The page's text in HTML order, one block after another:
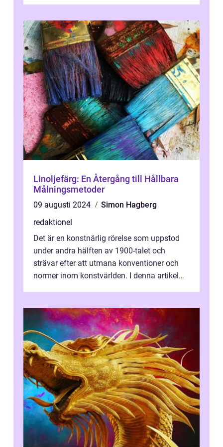
Linoljefärg: En Återgång till Hållbara
Målningsmetoder
09 augusti 2024
Simon Hagberg
redaktionel
Det är en konstnärlig rörelse som uppstod
under andra hälften av 1900-talet och
strävar efter att utmana konventioner och
normer inom konstvärlden. I denna artikel